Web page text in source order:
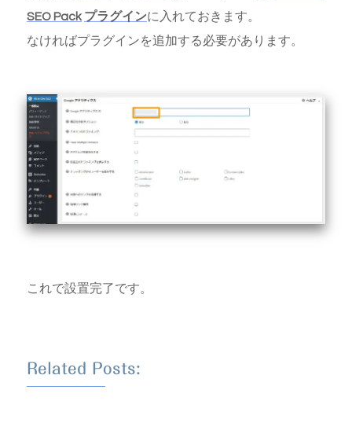
SEO Pack プラグインに入れておきます。
なければプラグインを追加する必要があります。
これで設置完了です。
Related Posts: